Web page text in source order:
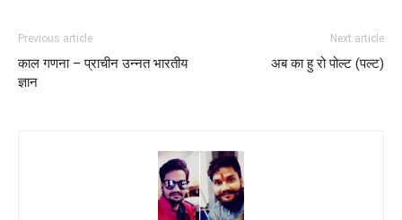
Previous article
काल गणना – प्राचीन उन्नत भारतीय
ज्ञान
Next article
अब का हु रो पोल्ट (पल्ट)